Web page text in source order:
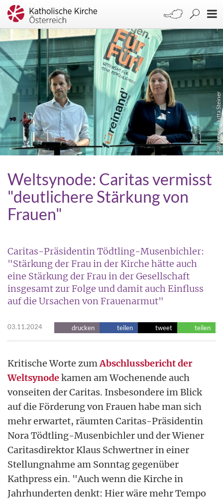
Kathpress / Jutta Steiner
Weltsynode: Caritas vermisst
"deutlichere Stärkung von
Frauen"
Caritas-Präsidentin Tödtling-Musenbichler:
"Stärkung der Frau in der Kirche hätte auch
eine Stärkung der Frau in der Gesellschaft
insgesamt zur Folge und damit auch Einfluss
auf die Ursachen von Frauenarmut"
03.11.2024 drucken teilen tweet teilen
Kritische Worte zumAbschlussbericht der
Weltsynodekamen am Wochenende auch
vonseiten der Caritas. Insbesondere im Blick
auf die Förderung von Frauen habe man sich
mehr erwartet, räumten Caritas-Präsidentin
Nora Tödtling-Musenbichler und der Wiener
Caritasdirektor Klaus Schwertner in einer
Stellungnahme am Sonntag gegenüber
Kathpress ein. "Auch wenn die Kirche in
Jahrhunderten denkt: Hier wäre mehr Tempo